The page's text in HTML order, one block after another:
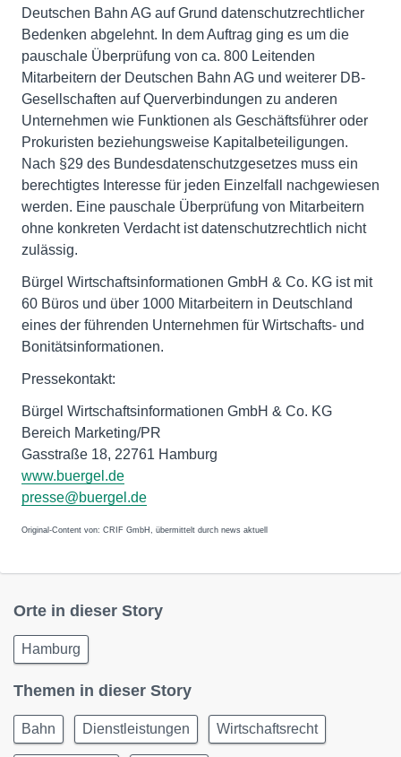
Deutschen Bahn AG auf Grund datenschutzrechtlicher
Bedenken abgelehnt. In dem Auftrag ging es um die
pauschale Überprüfung von ca. 800 Leitenden
Mitarbeitern der Deutschen Bahn AG und weiterer DB-
Gesellschaften auf Querverbindungen zu anderen
Unternehmen wie Funktionen als Geschäftsführer oder
Prokuristen beziehungsweise Kapitalbeteiligungen.
Nach §29 des Bundesdatenschutzgesetzes muss ein
berechtigtes Interesse für jeden Einzelfall nachgewiesen
werden. Eine pauschale Überprüfung von Mitarbeitern
ohne konkreten Verdacht ist datenschutzrechtlich nicht
zulässig.
Bürgel Wirtschaftsinformationen GmbH & Co. KG ist mit
60 Büros und über 1000 Mitarbeitern in Deutschland
eines der führenden Unternehmen für Wirtschafts- und
Bonitätsinformationen.
Pressekontakt:
Bürgel Wirtschaftsinformationen GmbH & Co. KG
Bereich Marketing/PR
Gasstraße 18, 22761 Hamburg
www.buergel.de
presse@buergel.de
Original-Content von: CRIF GmbH, übermittelt durch news aktuell
Orte in dieser Story
Hamburg
Themen in dieser Story
Bahn Dienstleistungen Wirtschaftsrecht